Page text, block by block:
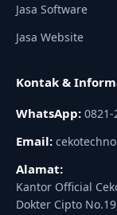
Jasa Software
Jasa Website
Kontak &
WhatsApp: 0821-
Email:
Alamat:
Kantor Official
Dokter Cipto